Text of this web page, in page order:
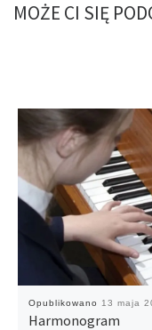
MOŻE CI SIĘ
Opublikowano 13 maja
Harmonogram